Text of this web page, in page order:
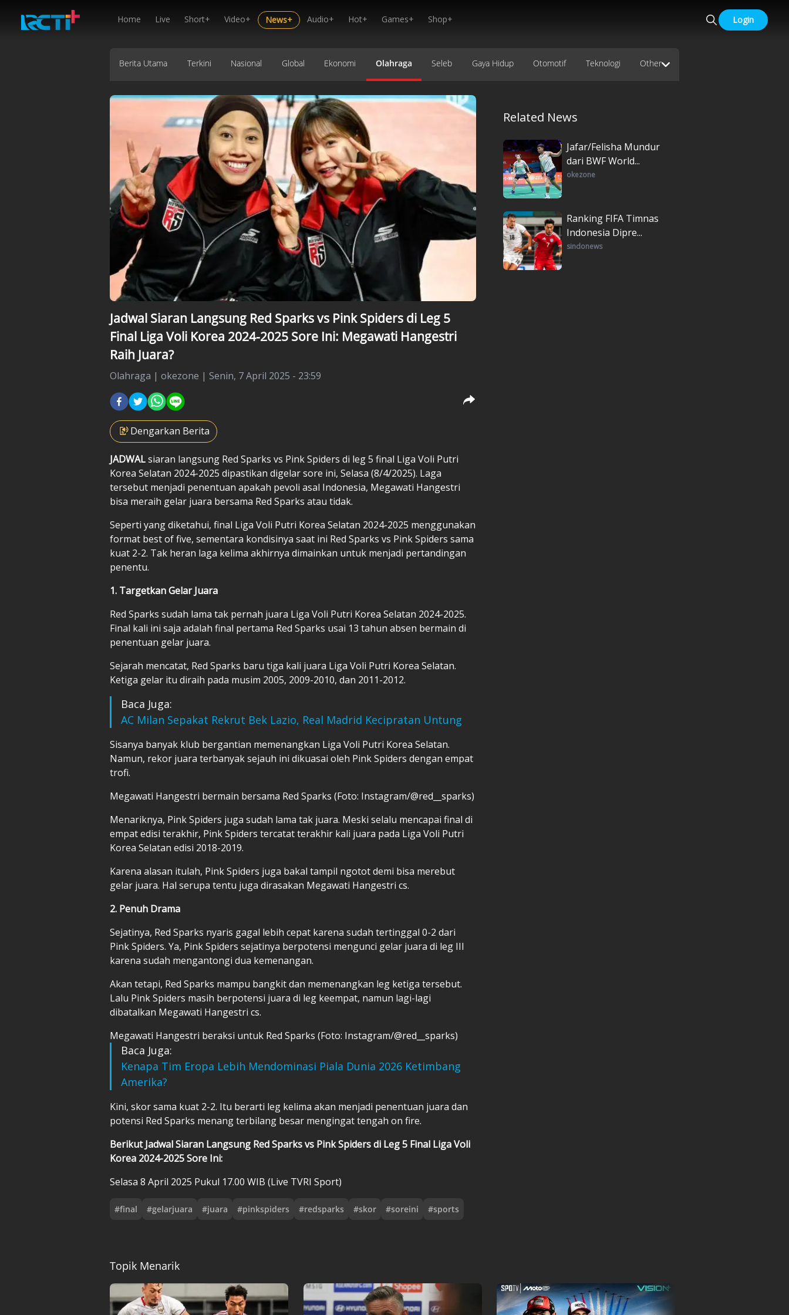
Home Live Short+ Video+ News+ Audio+ Hot+ Games+ Shop+ Login
Berita Utama Terkini Nasional Global Ekonomi Olahraga Seleb Gaya Hidup Otomotif Teknologi Other
Jadwal Siaran Langsung Red Sparks vs Pink Spiders di Leg 5
Final Liga Voli Korea 2024-2025 Sore Ini: Megawati Hangestri
Raih Juara?
Olahraga | okezone | Senin, 7 April 2025 - 23:59
Dengarkan Berita
JADWALsiaran langsung Red Sparks vs Pink Spiders di leg 5 final Liga Voli Putri
Korea Selatan 2024-2025 dipastikan digelar sore ini, Selasa (8/4/2025). Laga
tersebut menjadi penentuan apakah pevoli asal Indonesia, Megawati Hangestri
bisa meraih gelar juara bersama Red Sparks atau tidak.
Seperti yang diketahui, final Liga Voli Putri Korea Selatan 2024-2025 menggunakan
format best of five, sementara kondisinya saat ini Red Sparks vs Pink Spiders sama
kuat 2-2. Tak heran laga kelima akhirnya dimainkan untuk menjadi pertandingan
penentu.
1. Targetkan Gelar Juara
Red Sparks sudah lama tak pernah juara Liga Voli Putri Korea Selatan 2024-2025.
Final kali ini saja adalah final pertama Red Sparks usai 13 tahun absen bermain di
penentuan gelar juara.
Sejarah mencatat, Red Sparks baru tiga kali juara Liga Voli Putri Korea Selatan.
Ketiga gelar itu diraih pada musim 2005, 2009-2010, dan 2011-2012.
Baca Juga:
AC Milan Sepakat Rekrut Bek Lazio, Real Madrid Kecipratan Untung
Sisanya banyak klub bergantian memenangkan Liga Voli Putri Korea Selatan.
Namun, rekor juara terbanyak sejauh ini dikuasai oleh Pink Spiders dengan empat
trofi.
Megawati Hangestri bermain bersama Red Sparks (Foto: Instagram/@red__sparks)
Menariknya, Pink Spiders juga sudah lama tak juara. Meski selalu mencapai final di
empat edisi terakhir, Pink Spiders tercatat terakhir kali juara pada Liga Voli Putri
Korea Selatan edisi 2018-2019.
Karena alasan itulah, Pink Spiders juga bakal tampil ngotot demi bisa merebut
gelar juara. Hal serupa tentu juga dirasakan Megawati Hangestri cs.
2. Penuh Drama
Sejatinya, Red Sparks nyaris gagal lebih cepat karena sudah tertinggal 0-2 dari
Pink Spiders. Ya, Pink Spiders sejatinya berpotensi mengunci gelar juara di leg III
karena sudah mengantongi dua kemenangan.
Akan tetapi, Red Sparks mampu bangkit dan memenangkan leg ketiga tersebut.
Lalu Pink Spiders masih berpotensi juara di leg keempat, namun lagi-lagi
dibatalkan Megawati Hangestri cs.
Megawati Hangestri beraksi untuk Red Sparks (Foto: Instagram/@red__sparks)
Baca Juga:
Kenapa Tim Eropa Lebih Mendominasi Piala Dunia 2026 Ketimbang
Amerika?
Kini, skor sama kuat 2-2. Itu berarti leg kelima akan menjadi penentuan juara dan
potensi Red Sparks menang terbilang besar mengingat tengah on fire.
Berikut Jadwal Siaran Langsung Red Sparks vs Pink Spiders di Leg 5 Final Liga Voli
Korea 2024-2025 Sore Ini:
Selasa 8 April 2025 Pukul 17.00 WIB (Live TVRI Sport)
#final #gelarjuara #juara #pinkspiders #redsparks #skor #soreini #sports
Related News
Jafar/Felisha Mundur
dari BWF World...
okezone
Ranking FIFA Timnas
Indonesia Dipre...
sindonews
Topik Menarik